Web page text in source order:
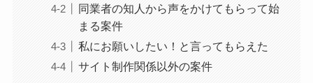
同業者の知人から声をかけてもらって始
まる案件
私にお願いしたい！と言ってもらえた
サイト制作関係以外の案件